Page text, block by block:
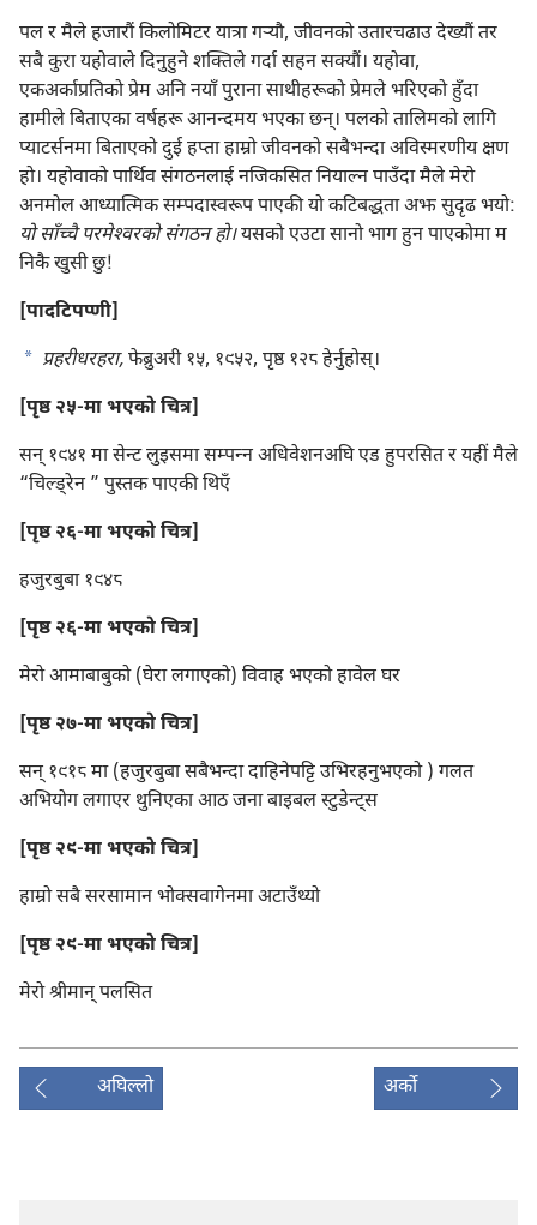
पल र मैले हजारौं किलोमिटर यात्रा गऱ्‍यौ, जीवनको उतारचढाउ देख्यौं तर
सबै कुरा यहोवाले दिनुहुने शक्‍तिले गर्दा सहन सक्यौं। यहोवा,
एकअर्काप्रतिको प्रेम अनि नयाँ पुराना साथीहरूको प्रेमले भरिएको हुँदा
हामीले बिताएका वर्षहरू आनन्दमय भएका छन्‌। पलको तालिमको लागि
प्याटर्सनमा बिताएको दुई हप्ता हाम्रो जीवनको सबैभन्दा अविस्मरणीय क्षण
हो। यहोवाको पार्थिव संगठनलाई नजिकसित नियाल्न पाउँदा मैले मेरो
अनमोल आध्यात्मिक सम्पदास्वरूप पाएकी यो कटिबद्धता अझ सुदृढ भयो:
यो साँच्चै परमेश्‍वरको संगठन हो।यसको एउटा सानो भाग हुन पाएकोमा म
निकै खुसी छु!
[पादटिपप्णी]
a प्रहरीधरहरा,फेब्रुअरी १५, १९५२, पृष्ठ १२८ हेर्नुहोस्‌।
[पृष्ठ २५-मा भएको चित्र]
सन्‌ १९४१ मा सेन्ट लुइसमा सम्पन्‍न अधिवेशनअघि एड हुपरसित र यहीं मैले
“चिल्ड्रेन ” पुस्तक पाएकी थिएँ
[पृष्ठ २६-मा भएको चित्र]
हजुरबुबा १९४८
[पृष्ठ २६-मा भएको चित्र]
मेरो आमाबाबुको (घेरा लगाएको) विवाह भएको हावेल घर
[पृष्ठ २७-मा भएको चित्र]
सन्‌ १९१८ मा (हजुरबुबा सबैभन्दा दाहिनेपट्टि उभिरहनुभएको ) गलत
अभियोग लगाएर थुनिएका आठ जना बाइबल स्टुडेन्ट्‌स
[पृष्ठ २९-मा भएको चित्र]
हाम्रो सबै सरसामान भोक्सवागेनमा अटाउँथ्यो
[पृष्ठ २९-मा भएको चित्र]
मेरो श्रीमान्‌ पलसित
अघिल्लो अर्को